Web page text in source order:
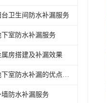
台卫生间防水补漏服务
室防水补漏服务
属房搭建及补漏效果
广州地下室防水补漏的优点和缺点
墙防水补漏服务